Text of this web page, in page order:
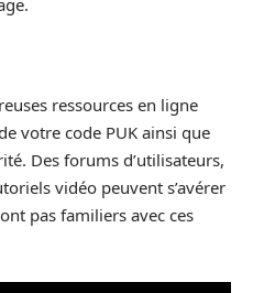
ressources en ligne
votre code PUK ainsi que
Des forums d’utilisateurs,
vidéo peuvent s’avérer
pas familiers avec ces